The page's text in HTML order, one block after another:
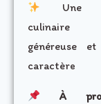
Une
culinaire
généreuse
caractère
À